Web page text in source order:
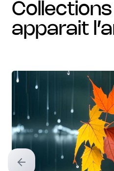
collections où
apparait
Previous slide